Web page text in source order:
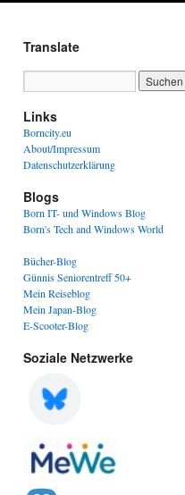
Translate
Links
Borncity.eu
About/Impressum
Datenschutzerklärung
Blogs
Born IT- und Windows Blog
Born's Tech and Windows World
Bücher-Blog
Günnis Seniorentreff 50+
Mein Reiseblog
Mein Japan-Blog
E-Scooter-Blog
Soziale Netzwerke